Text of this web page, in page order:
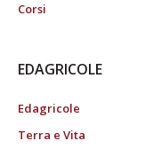
Corsi
EDAGRICOLE
Edagricole
Terra e Vita